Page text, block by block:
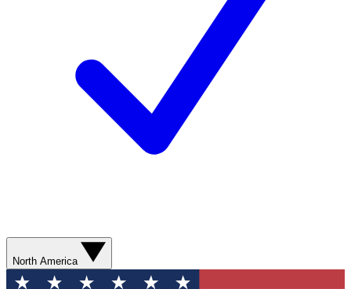
North America